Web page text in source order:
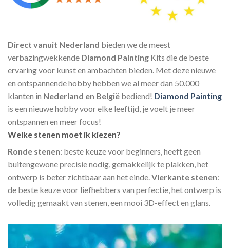
Direct vanuit Nederland bieden we de meest
verbazingwekkende Diamond Painting Kits die de beste
ervaring voor kunst en ambachten bieden. Met deze nieuwe
en ontspannende hobby hebben we al meer dan 50.000
klanten in Nederland en België bediend! Diamond Painting
is een nieuwe hobby voor elke leeftijd, je voelt je meer
ontspannen en meer focus!
Welke stenen moet ik kiezen?
Ronde stenen: beste keuze voor beginners, heeft geen
buitengewone precisie nodig, gemakkelijk te plakken, het
ontwerp is beter zichtbaar aan het einde.Vierkante stenen:
de beste keuze voor liefhebbers van perfectie, het ontwerp is
volledig gemaakt van stenen, een mooi 3D-effect en glans.